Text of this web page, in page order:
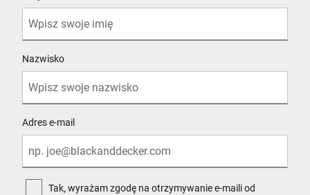
Nazwisko
Adres e-mail
Tak, wyrażam zgodę na otrzymywanie e-maili od